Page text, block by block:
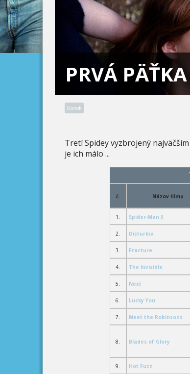
PRVÁ
článok
Tretí Spidey vyzbrojený
je ich málo ...
č. Názov filmu
1. Spider-Man 3
2. Disturbia
3. Fracture
4. The Invisible
5. Next
6. Lucky You
7. Meet the Robinsons
8. Blades of Glory
9. Hot Fuzz